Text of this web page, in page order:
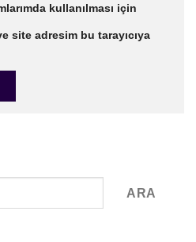
kullanılması için
site adresim bu tarayıcıya
ARA